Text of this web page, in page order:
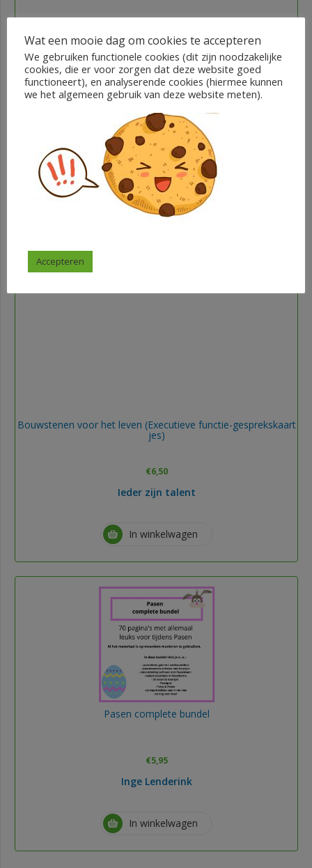
Wie weet er meer?
3,95
Femke Bosmans
Bouwstenen voor het leven (Executieve functie-gesprekskaart
jes)
€6,50
Ieder zijn talent
In winkelwagen
Pasen complete bundel
€5,95
Inge Lenderink
In winkelwagen
Wat een mooie dag om cookies te accepteren
We gebruiken functionele cookies (dit zijn noodzakelijke
cookies, die er voor zorgen dat deze website goed
functioneert), en analyserende cookies (hiermee kunnen
we het algemeen gebruik van deze website meten).
Accepteren